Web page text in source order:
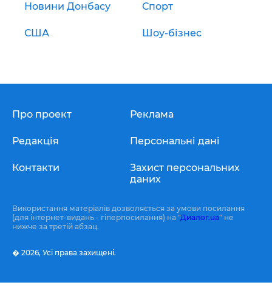
Новини Донбасу Спорт
США Шоу-бізнес
Про проект
Редакція
Контакти
Реклама
Персональні дані
Захист персональних
даних
Використання матеріалів дозволяється за умови посилання
(для інтернет-видань - гіперпосилання) на "Диалог.ua" не
нижче за третій абзац.
� 2026, Усі права захищені.